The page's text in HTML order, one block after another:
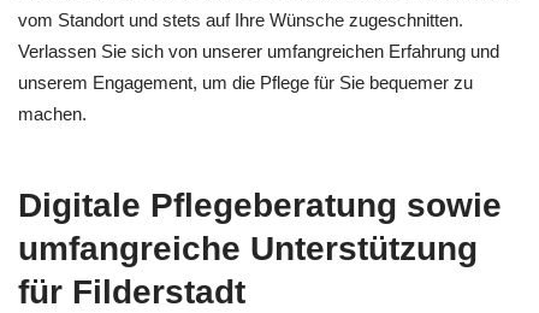
vom Standort und stets auf Ihre Wünsche zugeschnitten.
Verlassen Sie sich von unserer umfangreichen Erfahrung und
unserem Engagement, um die Pflege für Sie bequemer zu
machen.
Digitale Pflegeberatung sowie
umfangreiche Unterstützung
für Filderstadt